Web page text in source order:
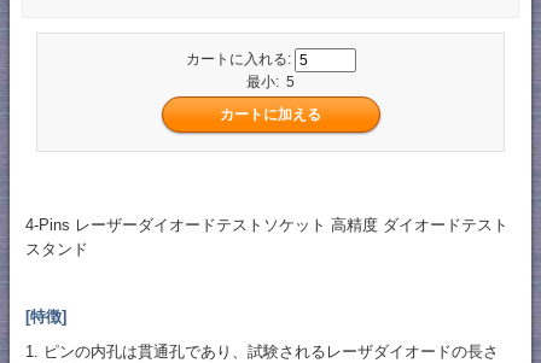
カートに入れる:
最小: 5
4-Pins レーザーダイオードテストソケット 高精度 ダイオードテスト
スタンド
[特徴]
1. ピンの内孔は貫通孔であり、試験されるレーザダイオードの長さ